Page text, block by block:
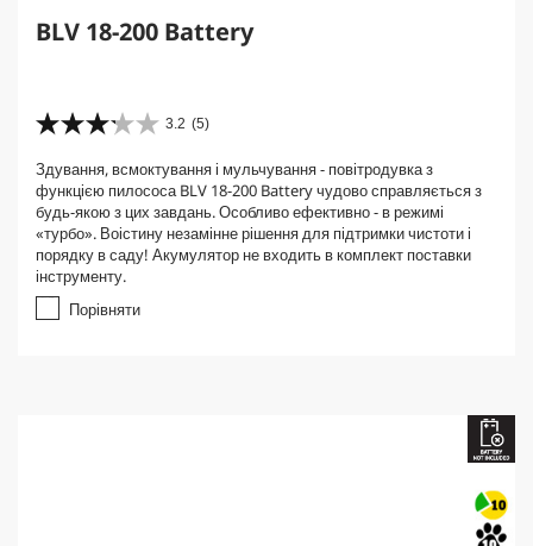
BLV 18-200 Battery
3.2 (5)
3
2
з
5
з
і
р
к
Здування, всмоктування і мульчування - повітродувка з
функцією пилососа BLV 18-200 Battery чудово справляється з
будь-якою з цих завдань. Особливо ефективно - в режимі
«турбо». Воістину незамінне рішення для підтримки чистоти і
порядку в саду! Акумулятор не входить в комплект поставки
інструменту.
Порівняти